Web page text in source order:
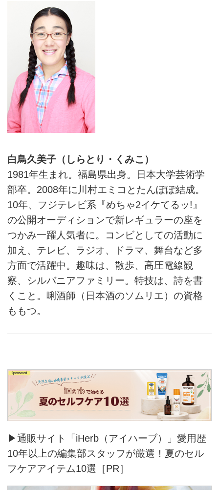
白鳥久美子（しらとり・くみこ）
1981年生まれ。福島県出身。日本大学芸術学
部卒。2008年に川村エミコとたんぽぽ結成。
10年、フジテレビ系『めちゃ2イケてるッ!』
の公開オーディションで新レギュラーの座を
つかみ一躍人気者に。コンビとしての活動に
加え、テレビ、ラジオ、ドラマ、舞台など多
方面で活躍中。趣味は、散歩、高圧電線観
察、シルバニアファミリー。特技は、詩を書
くこと。唎酒師（日本酒のソムリエ）の資格
ももつ。
▶通販サイト「iHerb（アイハーブ）」愛用歴
10年以上の編集部スタッフが厳選！夏のセル
フケアアイテム10選［PR］